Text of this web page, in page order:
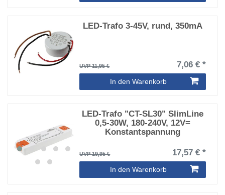
LED-Trafo 3-45V, rund, 350mA
UVP 11,95 € 7,06 € *
In den Warenkorb
LED-Trafo "CT-SL30" SlimLine
0,5-30W, 180-240V, 12V=
Konstantspannung
UVP 19,95 € 17,57 € *
In den Warenkorb